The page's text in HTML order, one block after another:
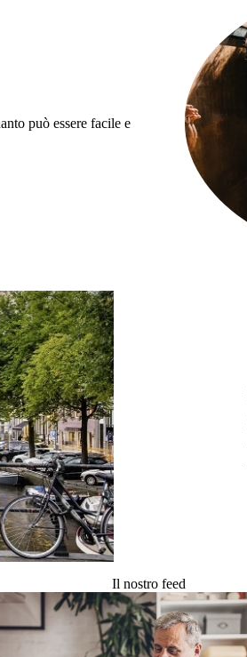
può essere facile e
Il nostro feed